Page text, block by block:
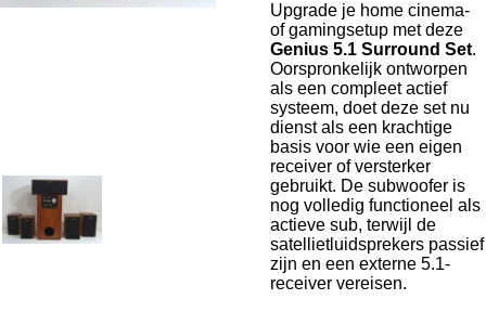
Upgrade je home cinema-
ofgamingsetup metdeze
Genius 5.1 Surround Set.
Oorspronkelijk ontworpen
als een compleetactief
systeem, doetdeze set nu
dienstals een krachtige
basis voor wie een eigen
receiver ofversterker
gebruikt. De subwoofer is
nog volledig functioneel als
actieve sub, terwijl de
satellietluidsprekers passief
zijn en een externe 5.1-
receiver vereisen.